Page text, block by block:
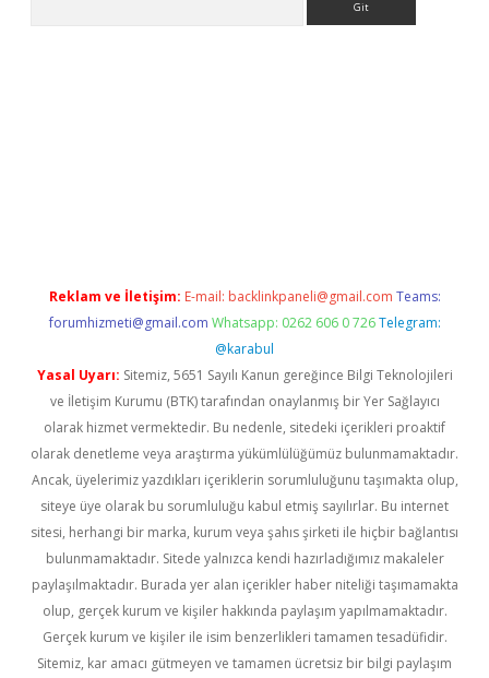
Reklam ve İletişim: E-mail: backlinkpaneli@gmail.com Teams:
forumhizmeti@gmail.com Whatsapp: 0262 606 0 726 Telegram:
@karabul
Yasal Uyarı: Sitemiz, 5651 Sayılı Kanun gereğince Bilgi Teknolojileri
ve İletişim Kurumu (BTK) tarafından onaylanmış bir Yer Sağlayıcı
olarak hizmet vermektedir. Bu nedenle, sitedeki içerikleri proaktif
olarak denetleme veya araştırma yükümlülüğümüz bulunmamaktadır.
Ancak, üyelerimiz yazdıkları içeriklerin sorumluluğunu taşımakta olup,
siteye üye olarak bu sorumluluğu kabul etmiş sayılırlar. Bu internet
sitesi, herhangi bir marka, kurum veya şahıs şirketi ile hiçbir bağlantısı
bulunmamaktadır. Sitede yalnızca kendi hazırladığımız makaleler
paylaşılmaktadır. Burada yer alan içerikler haber niteliği taşımamakta
olup, gerçek kurum ve kişiler hakkında paylaşım yapılmamaktadır.
Gerçek kurum ve kişiler ile isim benzerlikleri tamamen tesadüfidir.
Sitemiz, kar amacı gütmeyen ve tamamen ücretsiz bir bilgi paylaşım